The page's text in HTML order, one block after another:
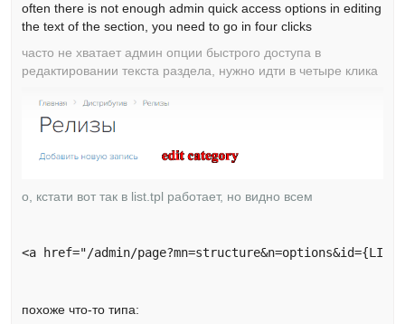
often there is not enough admin quick access options in editing
the text of the section, you need to go in four clicks
часто не хватает админ опции быстрого доступа в
редактировании текста раздела, нужно идти в четыре клика
о, кстати вот так в list.tpl работает, но видно всем
<a href="/admin/
похоже что-то типа: